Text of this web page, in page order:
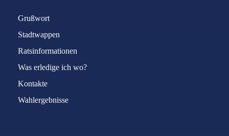
Grußwort
Stadtwappen
Ratsinformationen
Was erledige ich wo?
Kontakte
Wahlergebnisse